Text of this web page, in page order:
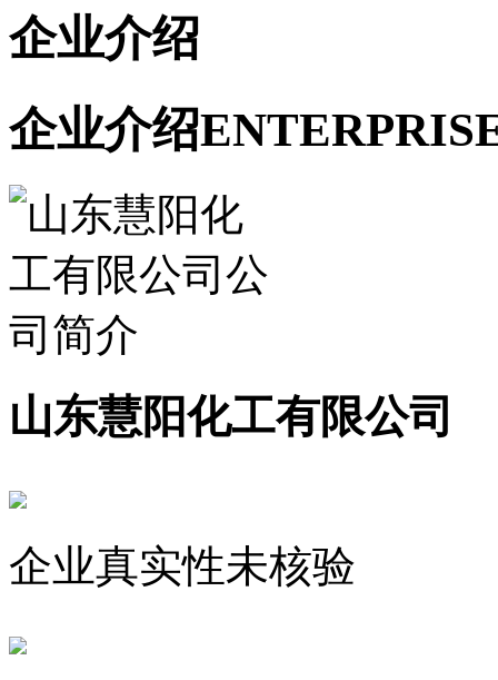
企业介绍
企业介绍
山东慧阳化工有限公司
企业真实性未核验